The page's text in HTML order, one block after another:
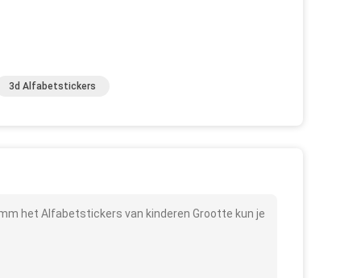
3d Alfabetstickers
het Alfabetstickers van kinderen Grootte kun je